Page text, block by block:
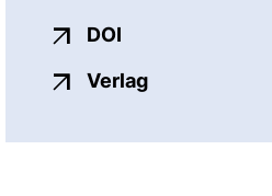
DOI
Verlagexterner